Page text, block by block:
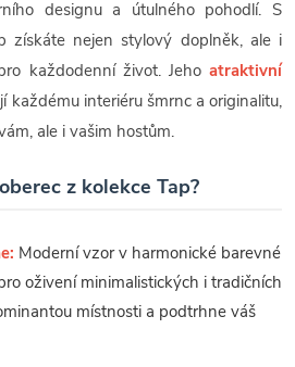
designu a útulného pohodlí. S
získáte nejen stylový doplněk, ale i
každodenní život. Jeho atraktivní
každému interiéru šmrnc a originalitu,
ale i vašim hostům.
z kolekce Tap?
Moderní vzor v harmonické barevné
oživení minimalistických i tradičních
místnosti a podtrhne váš